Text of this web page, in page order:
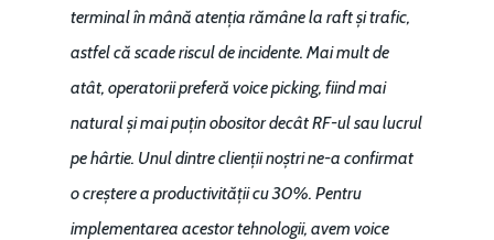
terminal în mână atenția rămâne la raft și trafic,
astfel că scade riscul de incidente. Mai mult de
atât, operatorii preferă voice picking, fiind mai
natural și mai puțin obositor decât RF-ul sau lucrul
pe hârtie. Unul dintre clienții noștri ne-a confirmat
o creștere a productivității cu 30%. Pentru
implementarea acestor tehnologii, avem voice